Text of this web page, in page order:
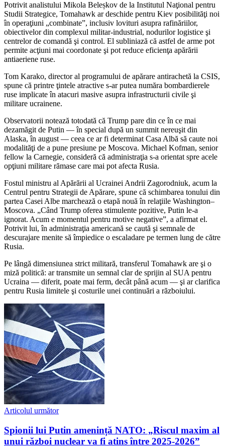
Potrivit analistului Mikola Beleșkov de la Institutul Naţional pentru
Studii Strategice, Tomahawk ar deschide pentru Kiev posibilităţi noi
în operaţiuni „combinate”, inclusiv lovituri asupra rafinăriilor,
obiectivelor din complexul militar‑industrial, nodurilor logistice şi
centrelor de comandă şi control. El subliniază că astfel de arme pot
permite acţiuni mai coordonate şi pot reduce eficienţa apărării
antiaeriene ruse.
Tom Karako, director al programului de apărare antirachetă la CSIS,
spune că printre ţintele atractive s‑ar putea număra bombardierele
ruse implicate în atacuri masive asupra infrastructurii civile şi
militare ucrainene.
Observatorii notează totodată că Trump pare din ce în ce mai
dezamăgit de Putin — în special după un summit nereuşit din
Alaska, în august — ceea ce ar fi determinat Casa Albă să caute noi
modalităţi de a pune presiune pe Moscova. Michael Kofman, senior
fellow la Carnegie, consideră că administraţia s‑a orientat spre acele
opţiuni militare rămase care mai pot afecta Rusia.
Fostul ministru al Apărării al Ucrainei Andrii Zagorodniuk, acum la
Centrul pentru Strategii de Apărare, spune că schimbarea tonului din
partea Casei Albe marchează o etapă nouă în relaţiile Washington–
Moscova. „Când Trump oferea stimulente pozitive, Putin le-a
ignorat. Acum e momentul pentru motive negative”, a afirmat el.
Potrivit lui, în administraţia americană se caută şi semnale de
descurajare menite să împiedice o escaladare pe termen lung de către
Rusia.
Pe lângă dimensiunea strict militară, transferul Tomahawk are şi o
miză politică: ar transmite un semnal clar de sprijin al SUA pentru
Ucraina — diferit, poate mai ferm, decât până acum — şi ar clarifica
pentru Rusia limitele şi costurile unei continuări a războiului.
Articolul următor
Spionii lui Putin amenință NATO: „Riscul maxim al
unui război nuclear va fi atins între 2025-2026”